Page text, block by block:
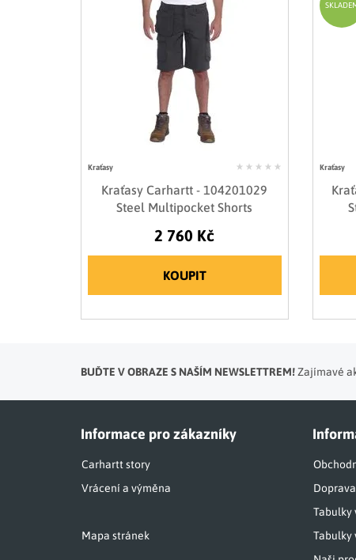
Kraťasy
Kraťasy Carhartt - 104201029
Steel Multipocket Shorts
2 760 Kč
KOUPIT
Kraťasy
BUĎTE V OBRAZE S NAŠÍM NEWSLETTREM!Zajímavé
Informace pro zákazníky
Carhartt story
Vrácení a výměna
Mapa stránek
Tabulky
Tabulky